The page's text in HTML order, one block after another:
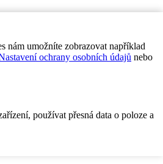
nám umožníte zobrazovat například
ochrany osobních údajů nebo
používat přesná data o poloze a